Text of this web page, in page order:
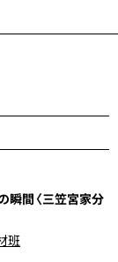
瞬間〈三笠宮家分
班